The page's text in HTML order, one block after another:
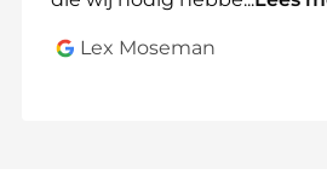
En vergelijkbare modellen
Waarom Kies Je Voor Deze
Met deze tas vervoer je je
Lex Moseman